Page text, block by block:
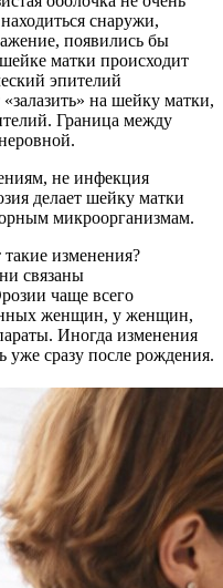
снаружи,
появились бы
матки происходит
эпителий
на шейку матки,
Граница между
не инфекция
делает шейку матки
микроорганизмам.
изменения?
связаны
чаще всего
женщин, у женщин,
Иногда изменения
сразу после рождения.